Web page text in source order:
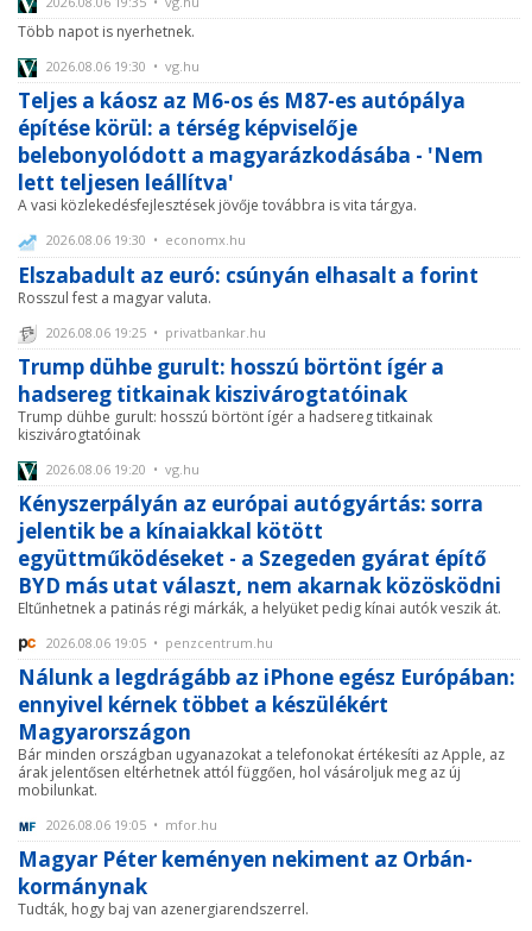
Több napot is nyerhetnek.
2026.08.06 19:30 • vg.hu
Teljes a káosz az M6-os és M87-es autópálya
építése körül: a térség képviselője
belebonyolódott a magyarázkodásába - 'Nem
lett teljesen leállítva'
A vasi közlekedésfejlesztések jövője továbbra is vita tárgya.
2026.08.06 19:30 • economx.hu
Elszabadult az euró: csúnyán elhasalt a forint
Rosszul fest a magyar valuta.
2026.08.06 19:25 • privatbankar.hu
Trump dühbe gurult: hosszú börtönt ígér a
hadsereg titkainak kiszivárogtatóinak
Trump dühbe gurult: hosszú börtönt ígér a hadsereg titkainak
kiszivárogtatóinak
2026.08.06 19:20 • vg.hu
Kényszerpályán az európai autógyártás: sorra
jelentik be a kínaiakkal kötött
együttműködéseket - a Szegeden gyárat építő
BYD más utat választ, nem akarnak közösködni
Eltűnhetnek a patinás régi márkák, a helyüket pedig kínai autók veszik át.
2026.08.06 19:05 • penzcentrum.hu
Nálunk a legdrágább az iPhone egész Európában:
ennyivel kérnek többet a készülékért
Magyarországon
Bár minden országban ugyanazokat a telefonokat értékesíti az Apple, az
árak jelentősen eltérhetnek attól függően, hol vásároljuk meg az új
mobilunkat.
2026.08.06 19:05 • mfor.hu
Magyar Péter keményen nekiment az Orbán-
kormánynak
Tudták, hogy baj van azenergiarendszerrel.